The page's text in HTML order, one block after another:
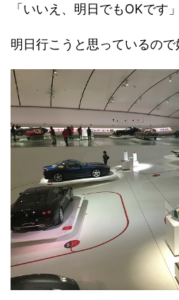
「いいえ、明日でもOKです」
明日行こうと思っているので